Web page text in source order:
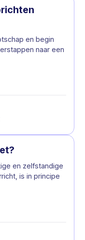
en begin
naar een
en zelfstandige
is in principe